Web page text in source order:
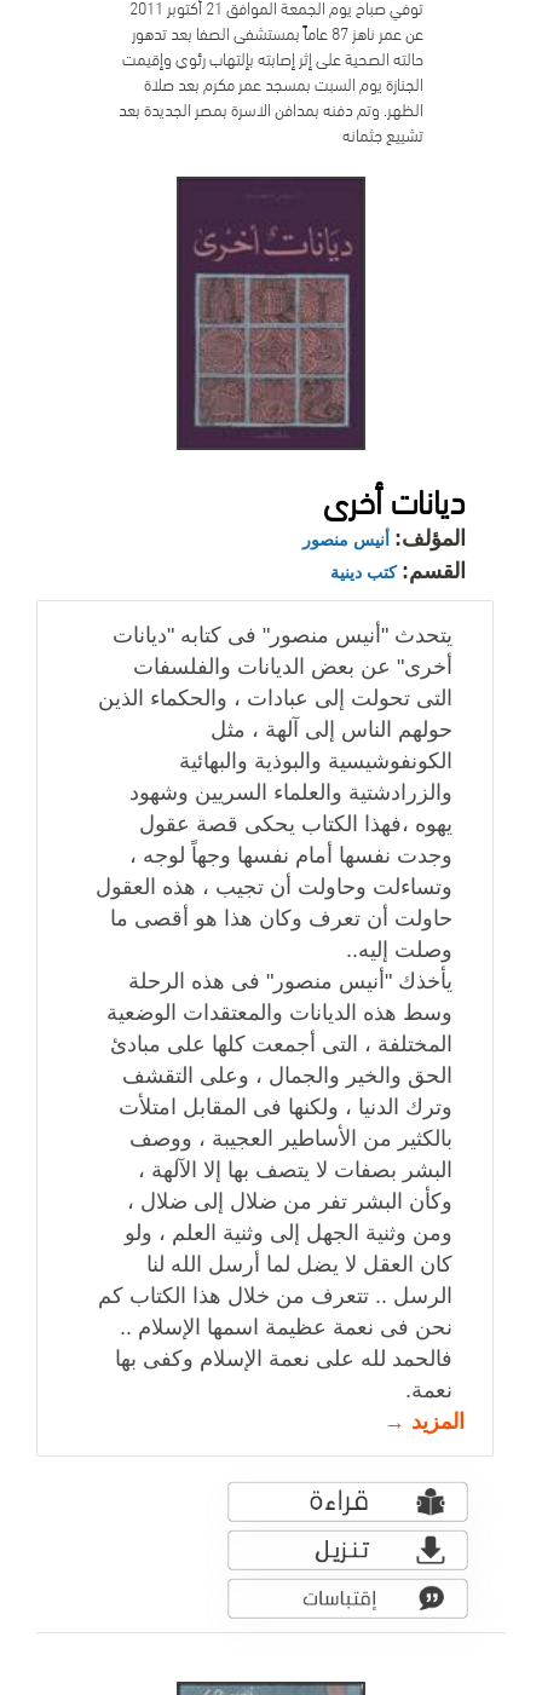
توفي صباح يوم الجمعة الموافق 21 أكتوبر 2011
عن عمر ناهز 87 عاماً بمستشفى الصفا بعد تدهور
حالته الصحية على إثر إصابته بإلتهاب رئوي وإقيمت
الجنازة يوم السبت بمسجد عمر مكرم بعد صلاة
الظهر. وتم دفنه بمدافن الاسرة بمصر الجديدة بعد
تشييع جثمانه
ديانات أخرى
المؤلف: أنيس منصور
القسم: كتب دينية
يتحدث "أنيس منصور" فى كتابه "ديانات
أخرى" عن بعض الديانات والفلسفات
التى تحولت إلى عبادات ، والحكماء الذين
حولهم الناس إلى آلهة ، مثل
الكونفوشيسية والبوذية والبهائية
والزرادشتية والعلماء السريين وشهود
يهوه ،فهذا الكتاب يحكى قصة عقول
وجدت نفسها أمام نفسها وجهاً لوجه ،
وتساءلت وحاولت أن تجيب ، هذه العقول
حاولت أن تعرف وكان هذا هو أقصى ما
وصلت إليه..
يأخذك "أنيس منصور" فى هذه الرحلة
وسط هذه الديانات والمعتقدات الوضعية
المختلفة ، التى أجمعت كلها على مبادئ
الحق والخير والجمال ، وعلى التقشف
وترك الدنيا ، ولكنها فى المقابل امتلأت
بالكثير من الأساطير العجيبة ، ووصف
البشر بصفات لا يتصف بها إلا الآلهة ،
وكأن البشر تفر من ضلال إلى ضلال ،
ومن وثنية الجهل إلى وثنية العلم ، ولو
كان العقل لا يضل لما أرسل الله لنا
الرسل .. تتعرف من خلال هذا الكتاب كم
نحن فى نعمة عظيمة اسمها الإسلام ..
فالحمد لله على نعمة الإسلام وكفى بها
نعمة.
المزيد →